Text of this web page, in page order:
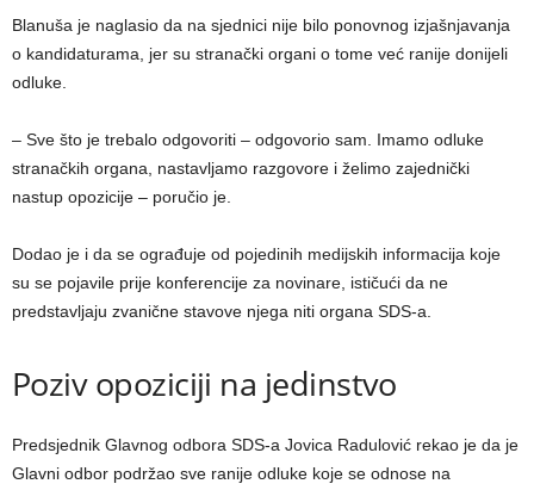
Blanuša je naglasio da na sjednici nije bilo ponovnog izjašnjavanja
o kandidaturama, jer su stranački organi o tome već ranije donijeli
odluke.
– Sve što je trebalo odgovoriti – odgovorio sam. Imamo odluke
stranačkih organa, nastavljamo razgovore i želimo zajednički
nastup opozicije – poručio je.
Dodao je i da se ograđuje od pojedinih medijskih informacija koje
su se pojavile prije konferencije za novinare, ističući da ne
predstavljaju zvanične stavove njega niti organa SDS-a.
Poziv opoziciji na jedinstvo
Predsjednik Glavnog odbora SDS-a Jovica Radulović rekao je da je
Glavni odbor podržao sve ranije odluke koje se odnose na